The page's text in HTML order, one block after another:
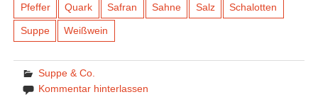
Pfeffer Quark Safran Sahne Salz Schalotten
Suppe Weißwein
Suppe & Co.
Kommentar hinterlassen